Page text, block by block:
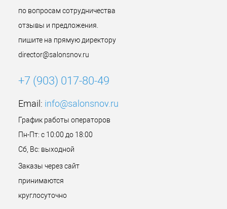
по вопросам сотрудничества
отзывы и предложения.
пишите на прямую директору
director@salonsnov.ru
+7 (903) 017-80-49
Email: info@salonsnov.ru
График работы операторов
Пн-Пт: с 10:00 до 18:00
Сб, Вс: выходной
Заказы через сайт
принимаются
круглосуточно